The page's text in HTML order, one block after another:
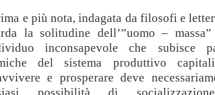
e più nota, indagata da filosofi e
la solitudine dell’”uomo –
inconsapevole che subisce
del sistema produttivo
e prosperare deve